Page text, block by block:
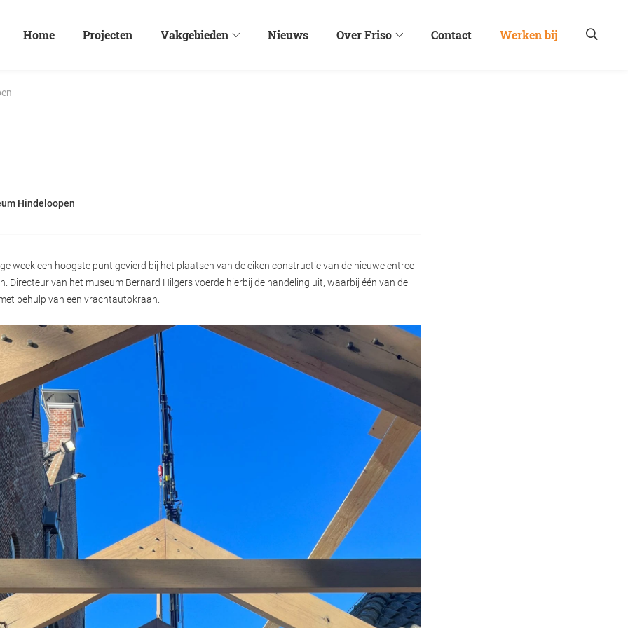
Home Projecten Vakgebieden Nieuws Over Friso Contact Werken bij
Hindeloopen
week een hoogste punt gevierd bij het plaatsen van de eiken constructie van de nieuwe entree
. Directeur van het museum Bernard Hilgers voerde hierbij de handeling uit, waarbij één van de
behulp van een vrachtautokraan.